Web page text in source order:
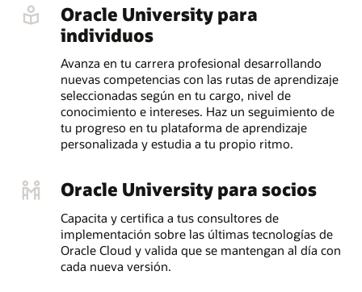
Oracle University para
individuos
Avanza en tu carrera profesional desarrollando
nuevas competencias con las rutas de aprendizaje
seleccionadas según en tu cargo, nivel de
conocimiento e intereses. Haz un seguimiento de
tu progreso en tu plataforma de aprendizaje
personalizada y estudia a tu propio ritmo.
Oracle University para socios
Capacita y certifica a tus consultores de
implementación sobre las últimas tecnologías de
Oracle Cloud y valida que se mantengan al día con
cada nueva versión.